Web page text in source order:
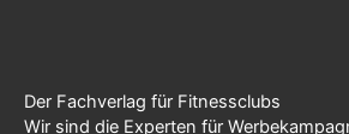
Der Fachverlag für Fitnessclubs
Wir sind die Experten für